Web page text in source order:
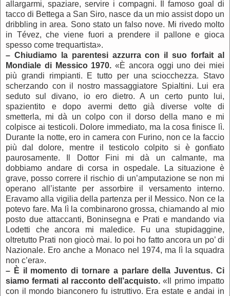
allargarmi, spaziare, servire i compagni. Il famoso goal di
tacco di Bettega a San Siro, nasce da un mio assist dopo un
dribbling in area. Sono stato un falso nove. Mi rivedo molto
in Tévez, che viene fuori a prendere il pallone e gioca
spesso come trequartista».
– Chiudiamo la parentesi azzurra con il suo forfait al
Mondiale di Messico 1970. «È ancora oggi uno dei miei
più grandi rimpianti. E tutto per una sciocchezza. Stavo
scherzando con il nostro massaggiatore Spialtini. Lui era
seduto sul divano, io ero dietro. A un certo punto lui,
spazientito e dopo avermi detto già diverse volte di
smetterla, mi dà un colpo con il dorso della mano e mi
colpisce ai testicoli. Dolore immediato, ma la cosa finisce lì.
Durante la notte, ero in camera con Furino, non ce la faccio
più dal dolore, mentre il testicolo colpito si è gonfiato
paurosamente. Il Dottor Fini mi dà un calmante, ma
dobbiamo andare di corsa in ospedale. La situazione è
grave, posso correre il rischio di un’amputazione se non mi
operano all’istante per assorbire il versamento interno.
Eravamo alla vigilia della partenza per il Messico. Non ce la
potevo fare. Ma lì la combinarono grossa, chiamando al mio
posto due attaccanti, Boninsegna e Prati e mandando via
Lodetti che ancora mi maledice. Fu una stupidaggine,
oltretutto Prati non giocò mai. Io poi ho fatto ancora un po’ di
Nazionale. Ero anche a Monaco nel 1974, ma lì la squadra
non c’era».
– È il momento di tornare a parlare della Juventus. Ci
siamo fermati al racconto dell’acquisto. «Il primo impatto
con il mondo bianconero fu istruttivo. Era estate e andai in